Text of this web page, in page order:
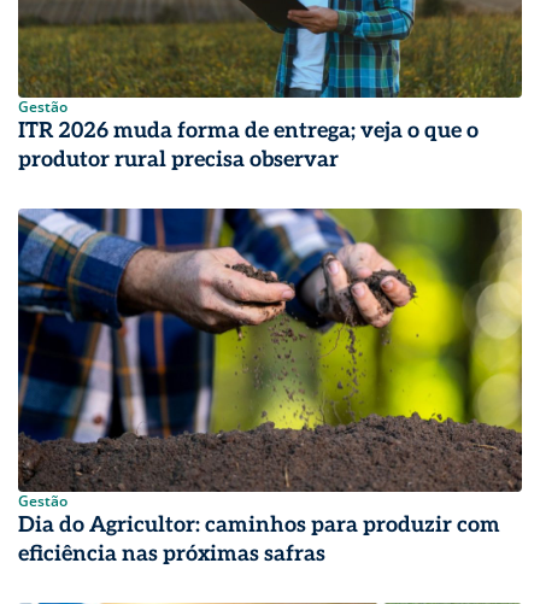
Gestão
ITR 2026 muda forma de entrega; veja o que o
produtor rural precisa observar
Gestão
Dia do Agricultor: caminhos para produzir com
eficiência nas próximas safras